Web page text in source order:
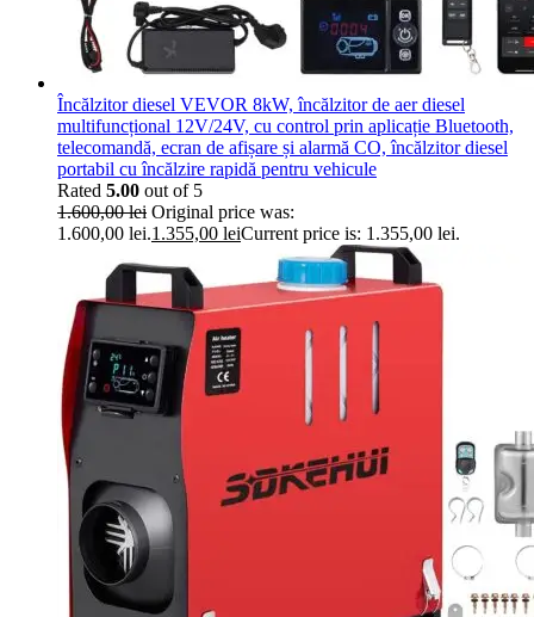
Încălzitor diesel VEVOR 8kW, încălzitor de aer diesel
multifuncțional 12V/24V, cu control prin aplicație Bluetooth,
telecomandă, ecran de afișare și alarmă CO, încălzitor diesel
portabil cu încălzire rapidă pentru vehicule
Rated 5.00 out of 5
1.600,00lei Original price was:
1.600,00 lei.1.355,00 leiCurrent price is: 1.355,00 lei.